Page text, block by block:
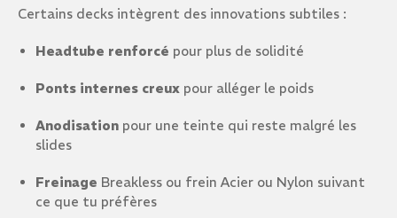
Certains decks intègrent des innovations subtiles :
Headtube renforcé pour plus de solidité
Ponts internes creux pour alléger le poids
Anodisation pour une teinte qui reste malgré les
slides
Freinage Breakless ou frein Acier ou Nylon suivant
ce que tu préfères